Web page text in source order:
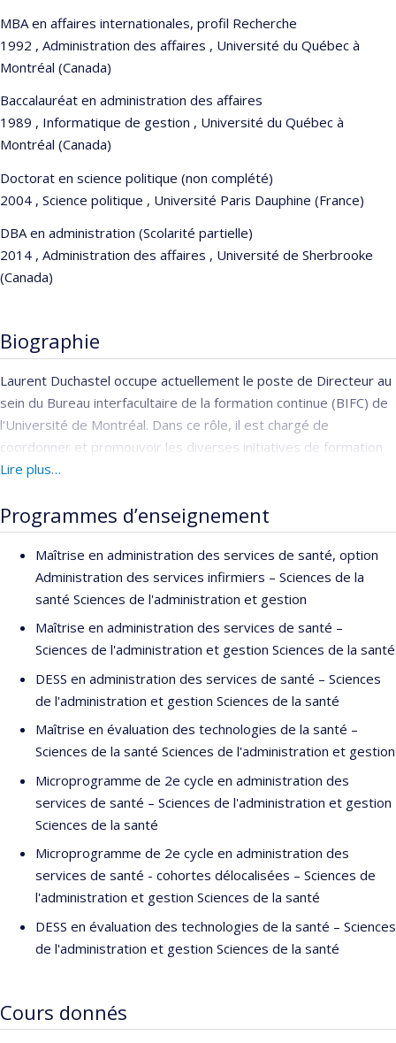
MBA en affaires internationales, profil Recherche
1992 , Administration des affaires , Université du Québec à
Montréal (Canada)
Baccalauréat en administration des affaires
1989 , Informatique de gestion , Université du Québec à
Montréal (Canada)
Doctorat en science politique (non complété)
2004 , Science politique , Université Paris Dauphine (France)
DBA en administration (Scolarité partielle)
2014 , Administration des affaires , Université de Sherbrooke
(Canada)
Biographie
Laurent Duchastel occupe actuellement le poste de Directeur au
sein du Bureau interfacultaire de la formation continue (BIFC) de
l'Université de Montréal. Dans ce rôle, il est chargé de
coordonner et promouvoir les diverses initiatives de formation
continue au sein de l'établissement.
domaine de la santé à École de santé publique de l'Université de
Montréal, et est également reconnu pour ses compétences en
analyse stratégique et en gestion interculturelle.
Il est titulaire d'un baccalauréat en systèmes d'information, d'une
maîtrise en administration des affaires avec une spécialisation en
affaires internationales, ainsi que d'un diplôme d'études
Certified Coach (ACC) délivrée par l'International Coach
Federation.
plus de trente ans, Laurent Duchastel a assumé diverses
responsabilités académiques et administratives dans plusieurs
institutions d'enseignement supérieur, tant au Québec qu'à
l'étranger. Il a notamment servi en tant que responsable de
projets internationaux et directeur des écoles d'été à
l'Université du Québec à Montréal de 1992 à 2001. Il a
également été professeur adjoint en management à HEC
Montréal de 2001 à 2004. Plus récemment, il a agi en tant que
l'Université de Montréal de 2016 à 2023.
Lire plus…
Programmes d’enseignement
Maîtrise en administration des services de santé, option
Administration des services infirmiers – Sciences de la
santé Sciences de l'administration et gestion
Maîtrise en administration des services de santé –
Sciences de l'administration et gestion Sciences de la santé
DESS en administration des services de santé – Sciences
de l'administration et gestion Sciences de la santé
Maîtrise en évaluation des technologies de la santé –
Sciences de la santé Sciences de l'administration et gestion
Microprogramme de 2e cycle en administration des
services de santé – Sciences de l'administration et gestion
Sciences de la santé
Microprogramme de 2e cycle en administration des
services de santé - cohortes délocalisées – Sciences de
l'administration et gestion Sciences de la santé
DESS en évaluation des technologies de la santé – Sciences
de l'administration et gestion Sciences de la santé
Cours donnés